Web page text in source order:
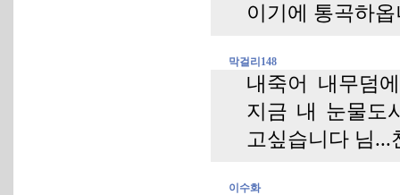
이기에 통곡하
막걸리148
내죽어 내무덤
지금 내 눈물도
고싶습니다 님
이수화